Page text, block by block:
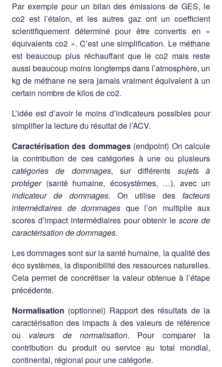
Par exemple pour un bilan des émissions de GES, le
co2 est l’étalon, et les autres gaz ont un coefficient
scientifiquement déterminé pour être convertis en «
équivalents co2 ». C’est une simplification. Le méthane
est beaucoup plus réchauffant que le co2 mais reste
aussi beaucoup moins longtemps dans l’atmosphère, un
kg de méthane ne sera jamais vraiment équivalent à un
certain nombre de kilos de co2.
L’idée est d’avoir le moins d’indicateurs possibles pour
simplifier la lecture du résultat de l’ACV.
Caractérisation des dommages(endpoint) On calcule
la contribution de ces catégories à une ou plusieurs
catégories de dommages, sur différents sujets à
protéger(santé humaine, écosystèmes, …), avec un
indicateur de dommages. On utilise des facteurs
intermédiaires de dommages que l’on multiplie aux
scores d’impact intermédiaires pour obtenir lescore de
caractérisation de dommages.
Les dommages sont sur la santé humaine, la qualité des
éco systèmes, la disponibilité des ressources naturelles.
Cela permet de concrétiser la valeur obtenue à l’étape
précédente.
Normalisation (optionnel) Rapport des résultats de la
caractérisation des impacts à des valeurs de référence
ou valeurs de normalisation. Pour comparer la
contribution du produit ou service au total mondial,
continental, régional pour une catégorie.